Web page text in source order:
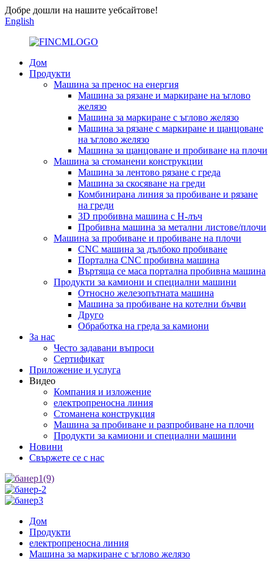
Добре дошли на нашите уебсайтове!
English
Дом
Продукти
Машина за пренос на енергия
Машина за рязане и маркиране на ъглово
желязо
Машина за маркиране с ъглово желязо
Машина за рязане с маркиране и щанцоване
на ъглово желязо
Машина за щанцоване и пробиване на плочи
Машина за стоманени конструкции
Машина за лентово рязане с греда
Машина за скосяване на греди
Комбинирана линия за пробиване и рязане
на греди
3D пробивна машина с H-лъч
Пробивна машина за метални листове/плочи
Машина за пробиване и пробиване на плочи
CNC машина за дълбоко пробиване
Портална CNC пробивна машина
Въртяща се маса портална пробивна машина
Продукти за камиони и специални машини
Относно железопътната машина
Машина за пробиване на котелни бъчви
Друго
Обработка на греда за камиони
За нас
Често задавани въпроси
Сертификат
Приложение и услуга
Видео
Компания и изложение
електропреносна линия
Стоманена конструкция
Машина за пробиване и разпробиване на плочи
Продукти за камиони и специални машини
Новини
Свържете се с нас
Дом
Продукти
електропреносна линия
Машина за маркиране с ъглово желязо